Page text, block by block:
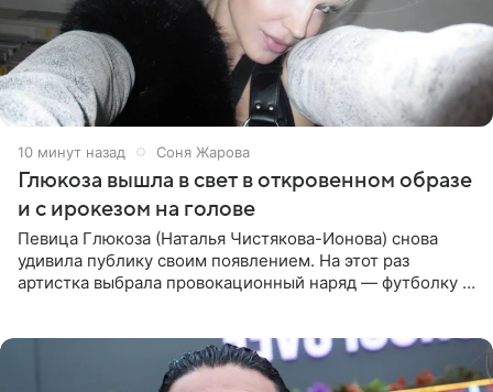
10 минут назад Соня Жарова
Глюкоза вышла в свет в откровенном образе
и с ирокезом на голове
Певица Глюкоза (Наталья Чистякова-Ионова) снова
удивила публику своим появлением. На этот раз
артистка выбрала провокационный наряд — футболку с